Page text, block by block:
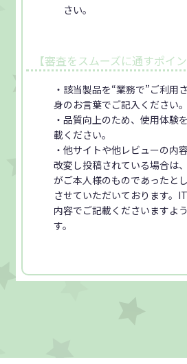
さい。
【審査をスムーズに通すポイ
・該当製品を“業務で”ご利用
身のお言葉でご記入ください。
・品質向上のため、使用体験
載ください。
・他サイトや他レビューの内
改変し投稿されている場合は
がご本人様のものであったと
させていただいております。
内容でご記載くださいますよ
す。